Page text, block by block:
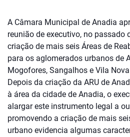
A Câmara Municipal de Anadia
reunião de executivo, no passado
criação de mais seis Áreas de
para os aglomerados urbanos de
Mogofores, Sangalhos e Vila
Depois da criação da ARU de
à área da cidade de Anadia, o
alargar este instrumento legal a
promovendo a criação de mais
urbano evidencia algumas